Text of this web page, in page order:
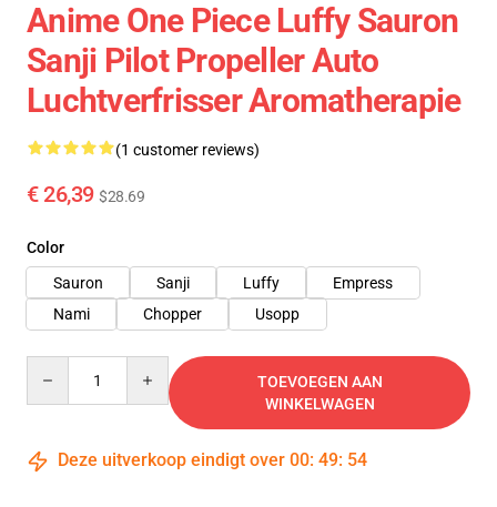
Anime One Piece Luffy Sauron
Sanji Pilot Propeller Auto
Luchtverfrisser Aromatherapie
(1 customer reviews)
€ 26,39 $28.69
Color
Sauron
Sanji Luffy
Empress
Nami
Chopper Usopp
TOEVOEGEN AAN
WINKELWAGEN
Deze uitverkoop eindigt over 00: 49: 52